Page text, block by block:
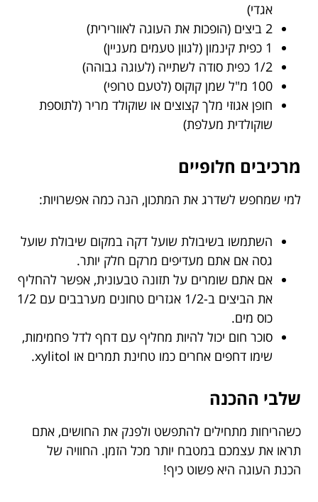
אגדי)
2 ביצים (הופכות את העוגה לאוורירית)
1 כפית קינמון (לגוון טעמים מעניין)
1/2 כפית סודה לשתייה (לעוגה גבוהה)
100 מ"ל שמן קוקוס (לטעם טרופי)
חופן אגוזי מלך קצוצים או שוקולד מריר (לתוספת
שוקולדית מעלפת)
מרכיבים חלופיים
למי שמחפש לשדרג את המתכון, הנה כמה אפשרויות:
השתמשו בשיבולת שועל דקה במקום שיבולת שועל
גסה אם אתם מעדיפים מרקם חלק יותר.
אם אתם שומרים על תזונה טבעונית, אפשר להחליף
את הביצים ב-1/2 אגזרים טחונים מערבבים עם 1/2
כוס מים.
סוכר חום יכול להיות מחליף עם דחף לדל פחמימות,
שימו דחפים אחרים כמו טחינת תמרים או xylitol.
שלבי ההכנה
כשהריחות מתחילים להתפשט ולפנק את החושים, אתם
תראו את עצמכם במטבח יותר מכל הזמן. החוויה של
הכנת העוגה היא פשוט כיף!